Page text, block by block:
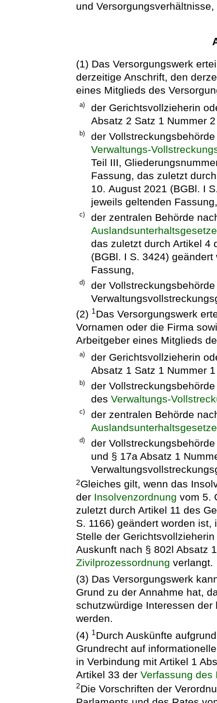
und
(1) Das Versorgungswerk
derzeitige Anschrift, den
eines Mitglieds des
a)
der Gerichtsvollzieherin
Absatz 2 Satz 1 Nummer
b)
der
Verwaltungs-
Teil III,
Fassung, das zuletzt
10. August 2021 (BGBl. I
jeweils geltenden Fassung,
c)
der zentralen Behörde
das zuletzt durch Artikel 4
(BGBl. I S. 3424)
Fassung,
d)
der
(2) 1Das Versorgungswerk
Vornamen oder die Firma
Arbeitgeber eines Mitglieds
a)
der Gerichtsvollzieherin
Absatz 1 Satz 1 Nummer
b)
der
des Verwaltungs-
c)
der zentralen Behörde
d)
der
und § 17a Absatz 1
2Gleiches gilt, wenn das
der Insolvenzordnung vom 5.
zuletzt durch Artikel 11 des
S. 1166) geändert worden
Stelle der
Auskunft nach § 802l Absatz
Zivilprozessordnung verlangt.
(3) Das Versorgungswerk
Grund zu der Annahme hat,
schutzwürdige Interessen
werden.
(4) 1Durch Auskünfte
Grundrecht auf
in Verbindung mit Artikel 1
Artikel 33 derVerfassung des
2Die Vorschriften der